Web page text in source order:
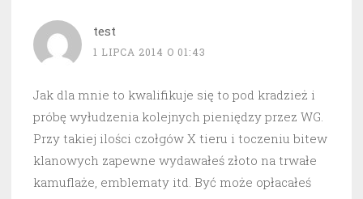
test
1 LIPCA 2014 O 01:43
Jak dla mnie to kwalifikuje się to pod kradzież i
próbę wyłudzenia kolejnych pieniędzy przez WG.
Przy takiej ilości czołgów X tieru i toczeniu bitew
klanowych zapewne wydawałeś złoto na trwałe
kamuflaże, emblematy itd. Być może opłacałeś